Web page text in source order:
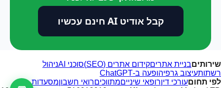
קבל אודיט AI חינם עכשיו
שירותיםבניית אתריםקידום אתרים (SEO) סוכני AI
ניהול
רשתותעיצוב גרפיהופעה ב-ChatGPT
לפי תחוםעורכי דיןרופאי שינייםמתווכיםרואי חשבוןמסעדות